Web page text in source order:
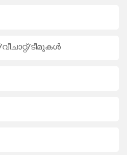
ടീമുകൾ